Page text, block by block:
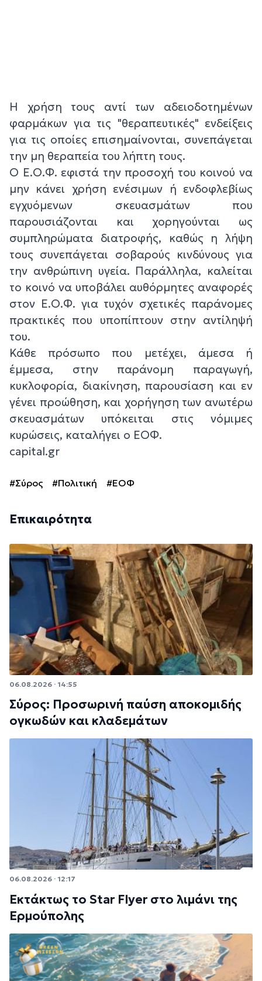
Η χρήση τους αντί των αδειοδοτημένων
φαρμάκων για τις "θεραπευτικές" ενδείξεις
για τις οποίες επισημαίνονται, συνεπάγεται
την μη θεραπεία του λήπτη τους.
Ο Ε.Ο.Φ. εφιστά την προσοχή του κοινού να
μην κάνει χρήση ενέσιμων ή ενδοφλεβίως
εγχυόμενων σκευασμάτων που
παρουσιάζονται και χορηγούνται ως
συμπληρώματα διατροφής, καθώς η λήψη
τους συνεπάγεται σοβαρούς κινδύνους για
την ανθρώπινη υγεία. Παράλληλα, καλείται
το κοινό να υποβάλει αυθόρμητες αναφορές
στον Ε.Ο.Φ. για τυχόν σχετικές παράνομες
πρακτικές που υποπίπτουν στην αντίληψή
του.
Κάθε πρόσωπο που μετέχει, άμεσα ή
έμμεσα, στην παράνομη παραγωγή,
κυκλοφορία, διακίνηση, παρουσίαση και εν
γένει προώθηση, και χορήγηση των ανωτέρω
σκευασμάτων υπόκειται στις νόμιμες
κυρώσεις, καταλήγει ο ΕΟΦ.
capital.gr
#Σύρος #Πολιτική #ΕΟΦ
Επικαιρότητα
06.08.2026 · 14:55
Σύρος: Προσωρινή παύση αποκομιδής
ογκωδών και κλαδεμάτων
06.08.2026 · 12:17
Εκτάκτως το Star Flyer στο λιμάνι της
Ερμούπολης